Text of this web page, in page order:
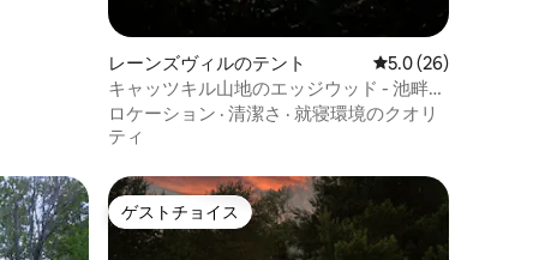
レーンズヴィルのテント レビュー26件、5つ
5.0 (26)
キャッツキル山地のエッジウッド - 池畔の
テント
ロケーション · 清潔さ · 就寝環境のクオリ
ティ
ゲストチョイス
ゲストチョイス